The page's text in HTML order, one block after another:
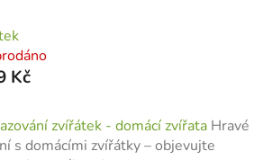
Kč
zvířátek - domácí zvířata Hravé
s domácími zvířátky – objevujte